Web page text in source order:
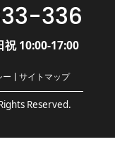
336
祝 10:00-17:00
Reserved.
ー サイトマップ